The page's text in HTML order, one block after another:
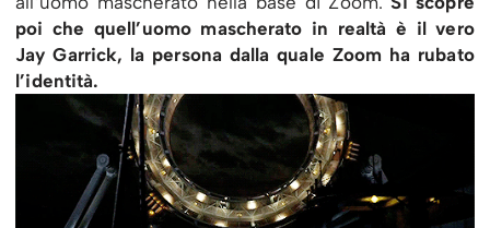
poi che quell’uomo mascherato in realtà è il vero
Jay Garrick, la persona dalla quale Zoom ha rubato
l’identità.